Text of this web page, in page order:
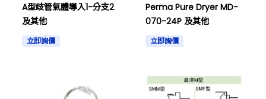
A型歧管氣體導入1-分支2
及其他
立即詢價
Perma Pure Dryer MD-
070-24P 及其他
立即詢價